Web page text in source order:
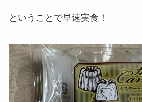
ということで早速実食！